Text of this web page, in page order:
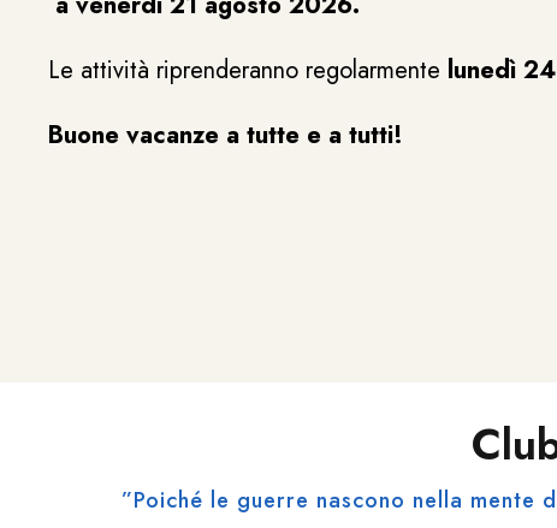
Le attività riprenderanno regolarmente lunedì
Buone vacanze a tutte e a tutti!
”Poiché le guerre nascono nella